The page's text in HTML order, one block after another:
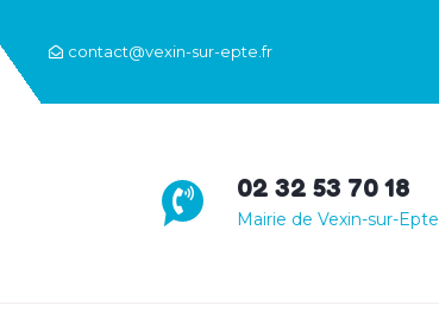
contact@vexin-sur-epte.fr
02 32 53 70 18
Mairie de Vexin-sur-Epte